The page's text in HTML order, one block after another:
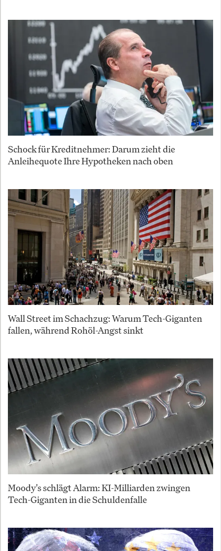
Schock für Kreditnehmer: Darum zieht die
Anleihequote Ihre Hypotheken nach oben
Wall Street im Schachzug: Warum Tech-Giganten
fallen, während Rohöl-Angst sinkt
Moody's schlägt Alarm: KI-Milliarden zwingen
Tech-Giganten in die Schuldenfalle